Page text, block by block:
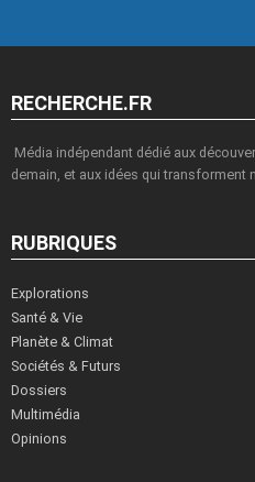
RECHERCHE.FR
Média indépendant dédié aux
demain, et aux idées qui transforment
RUBRIQUES
Explorations
Santé & Vie
Planète & Climat
Sociétés & Futurs
Dossiers
Multimédia
Opinions